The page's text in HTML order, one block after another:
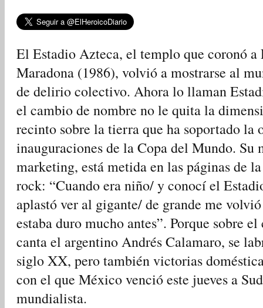
El Estadio Azteca, el templo que coronó a
Maradona (1986), volvió a mostrarse al
de delirio colectivo. Ahora lo llaman
el cambio de nombre no le quita la
recinto sobre la tierra que ha soportado la
inauguraciones de la Copa del Mundo. Su
marketing, está metida en las páginas de
rock: “Cuando era niño/ y conocí el
aplastó ver al gigante/ de grande me
estaba duro mucho antes”. Porque sobre
canta el argentino Andrés Calamaro, se
siglo XX, pero también victorias
con el que México venció este jueves a
mundialista.